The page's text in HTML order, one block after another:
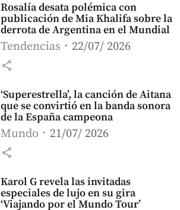
Rosalía desata polémica con
publicación de Mia Khalifa sobre la
derrota de Argentina en el Mundial
Tendencias 22/07/ 2026
share
‘Superestrella’, la canción de Aitana
que se convirtió en la banda sonora
de la España campeona
Mundo 21/07/ 2026
share
Karol G revela las invitadas
especiales de lujo en su gira
‘Viajando por el Mundo Tour’